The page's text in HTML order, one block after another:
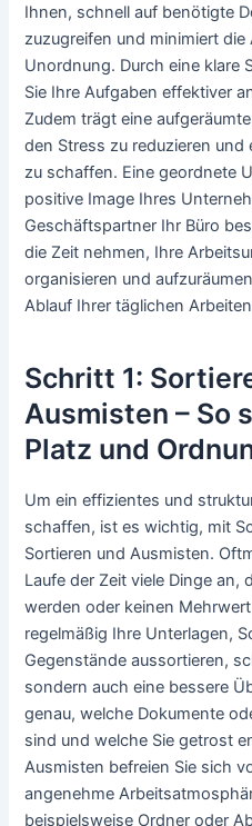
Ihnen, schnell auf benötigte
zuzugreifen und minimiert
Unordnung. Durch eine klare
Sie Ihre Aufgaben effektiver
Zudem trägt eine
den Stress zu reduzieren
zu schaffen. Eine geordnete
positive Image Ihres
Geschäftspartner Ihr Büro
die Zeit nehmen, Ihre
organisieren und
Ablauf Ihrer täglichen
Schritt 1:
Ausmisten – So
Platz und
Um ein effizientes und
schaffen, ist es wichtig, mit
Sortieren und Ausmisten.
Laufe der Zeit viele Dinge
werden oder keinen
regelmäßig Ihre Unterlagen,
Gegenstände aussortieren,
sondern auch eine bessere
genau, welche Dokumente
sind und welche Sie getrost
Ausmisten befreien Sie sich
angenehme
beispielsweise Ordner oder